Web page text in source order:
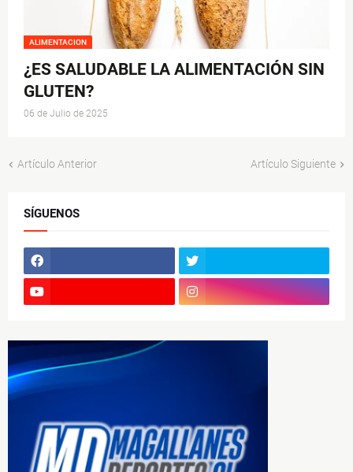
ALIMENTACION
¿ES SALUDABLE LA ALIMENTACIÓN SIN
GLUTEN?
06 de Julio de 2025
Artículo Anterior Artículo Siguiente
SÍGUENOS